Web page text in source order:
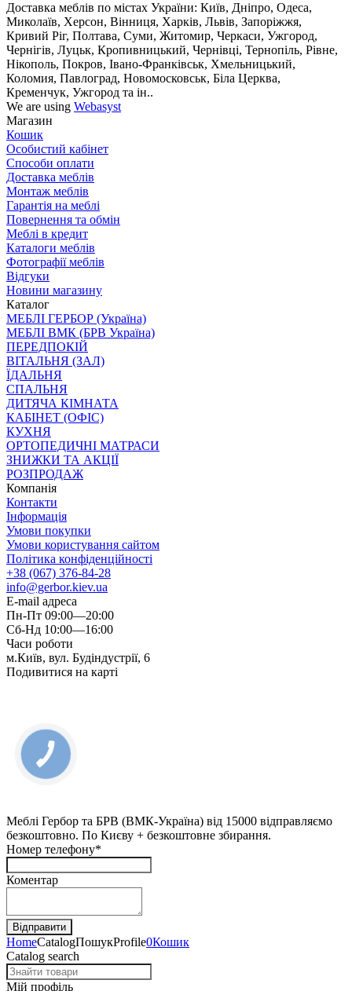
Доставка меблів по містах України: Київ, Дніпро, Одеса,
Миколаїв, Херсон, Вінниця, Харків, Львів, Запоріжжя,
Кривий Ріг, Полтава, Суми, Житомир, Черкаси, Ужгород,
Чернігів, Луцьк, Кропивницький, Чернівці, Тернопіль, Рівне,
Нікополь, Покров, Івано-Франківськ, Хмельницький,
Коломия, Павлоград, Новомосковськ, Біла Церква,
Кременчук, Ужгород та ін..
We are using Webasyst
Магазин
Кошик
Особистий кабінет
Способи оплати
Доставка меблів
Монтаж меблів
Гарантія на меблі
Повернення та обмін
Меблі в кредит
Каталоги меблів
Фотографії меблів
Відгуки
Новини магазину
Каталог
МЕБЛІ ГЕРБОР (Україна)
МЕБЛІ ВМК (БРВ Україна)
ПЕРЕДПОКІЙ
ВІТАЛЬНЯ (ЗАЛ)
ЇДАЛЬНЯ
СПАЛЬНЯ
ДИТЯЧА КІМНАТА
КАБІНЕТ (ОФІС)
КУХНЯ
ОРТОПЕДИЧНІ МАТРАСИ
ЗНИЖКИ ТА АКЦІЇ
РОЗПРОДАЖ
Компанія
Контакти
Інформація
Умови покупки
Умови користування сайтом
Політика конфіденційності
+38 (067) 376-84-28
info@gerbor.kiev.ua
E-mail адреса
Пн-Пт 09:00—20:00
Сб-Нд 10:00—16:00
Часи роботи
м.Київ, вул. Будіндустрії, 6
Подивитися на карті
Меблі Гербор та БРВ (ВМК-Україна) від 15000 відправляємо
безкоштовно. По Києву + безкоштовне збирання.
Номер телефону*
Коментар
HomeCatalogПошукProfile0Кошик
Catalog search
Мій профіль
КНОПКА
ЗВ'ЯЗКУ